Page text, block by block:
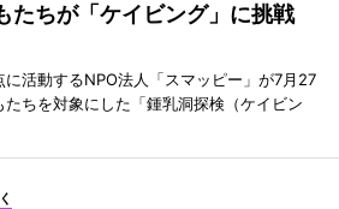
たちが「ケイビング」に挑戦
活動するNPO法人「スマッピー」が7月27
ちを対象にした「鍾乳洞探検（ケイビン